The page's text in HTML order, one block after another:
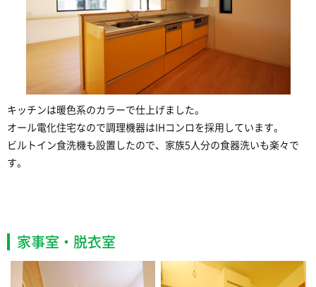
キッチンは暖色系のカラーで仕上げました。
オール電化住宅なので調理機器はIHコンロを採用しています。
ビルトイン食洗機も設置したので、家族5人分の食器洗いも楽々で
す。
家事室・脱衣室